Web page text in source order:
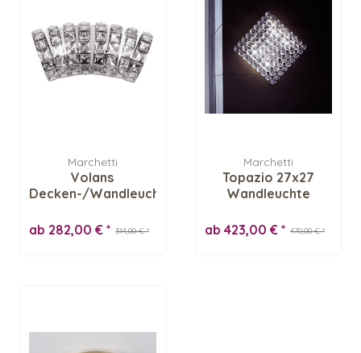
Marchetti
Volans
Decken-/Wandleuchte
314,00 € *
ab 282,00 € *
Marchetti
Topazio 27x27
Wandleuchte
470,00 € *
ab 423,00 € *